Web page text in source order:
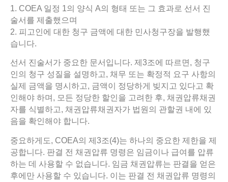
1. COEA 일정 1의 양식 A의 형태 또는 그 효과로 선서 진
술서를 제출했으며
2. 피고인에 대한 청구 금액에 대한 민사청구장을 발행했
습니다.
선서 진술서가 중요한 문서입니다. 제3조에 따르면, 청구
인의 청구 성질을 설명하고, 채무 또는 확정적 요구 사항의
실제 금액을 명시하고, 금액이 정당하게 빚지고 있다고 확
인해야 하며, 모든 정당한 할인을 고려한 후, 채권압류채권
자를 식별하고, 채권압류채권자가 법원의 관할권 내에 있
음을 확인해야 합니다.
중요하게도, COEA의 제3조(4)는 하나의 중요한 제한을 제
공합니다. 판결 전 채권압류 명령은 임금이나 급여를 압류
하는 데 사용할 수 없습니다. 임금 채권압류는 판결을 얻은
후에만 사용할 수 있습니다. 이는 판결 전 채권압류 명령의